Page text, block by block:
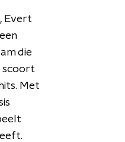
Evert
die
scoort
Met